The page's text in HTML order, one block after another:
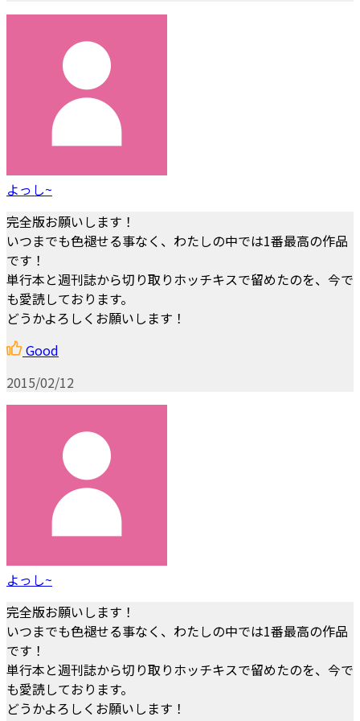
よっし~
完全版お願いします！
いつまでも色褪せる事なく、わたしの中では1番最高の作品
です！
単行本と週刊誌から切り取りホッチキスで留めたのを、今で
も愛読しております。
どうかよろしくお願いします！
Good
2015/02/12
よっし~
完全版お願いします！
いつまでも色褪せる事なく、わたしの中では1番最高の作品
です！
単行本と週刊誌から切り取りホッチキスで留めたのを、今で
も愛読しております。
どうかよろしくお願いします！